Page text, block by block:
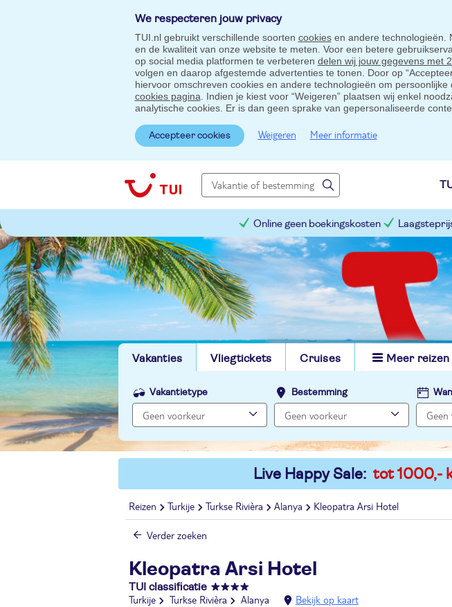
We respecteren jouw privacy
TUI.nl gebruikt verschillende soorten cookiesen andere technologieën.
en de kwaliteit van onze website te meten. Voor een betere
op social media platformen te verbeteren delen wij jouw gegevens met
volgen en daarop afgestemde advertenties te tonen. Door op
hiervoor omschreven cookies en andere technologieën om
cookies pagina . Indien je kiest voor “Weigeren” plaatsen wij enkel
analytische cookies. Er is dan geen sprake van gepersonaliseerde
Accepteer cookies Weigeren Meer informatie
Online geen boekingskosten
Vakanties Vliegtickets Cruises Meer reizen
Vakantietype Bestemming
Live Happy Sale: tot 1000,-
Reizen Turkije Turkse Rivièra Alanya Kleopatra Arsi Hotel
Verder zoeken
Kleopatra Arsi Hotel
TUI classificatie
Turkije Turkse Rivièra Alanya Bekijk op kaart